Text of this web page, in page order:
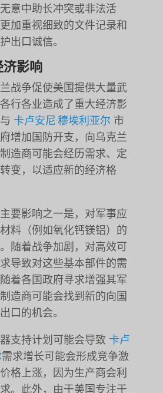
意中助长冲突或非法活
加重视细致的文件记录和
出口诚信。
济影响
战争促使美国提供大量武
行各业造成了重大经济影
卡卢安尼·穆埃利亚尔 市
增加国防开支，向乌克兰
造商可能会经历需求、定
变，以适应新的经济格
要影响之一是，对军事应
料（例如氧化钙镁铝）的
随着战争加剧，对高效可
导致对这些基本部件的需
着各国政府寻求增强其军
造商可能会找到新的向国
口的机会。
支持计划可能会导致 卡卢
需求增长可能会形成竞争激
格上涨，因为生产商会利
。此外，由于美国专注于